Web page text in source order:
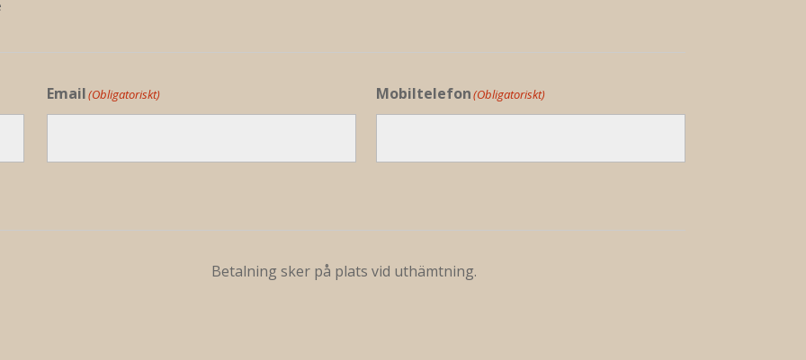
Email(Obligatoriskt) Mobiltelefon(Obligatoriskt)
Betalning sker på plats vid uthämtning.